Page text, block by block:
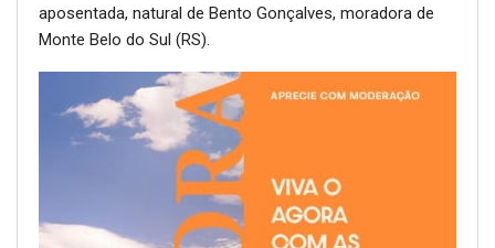
aposentada, natural de Bento Gonçalves, moradora de
Monte Belo do Sul (RS).